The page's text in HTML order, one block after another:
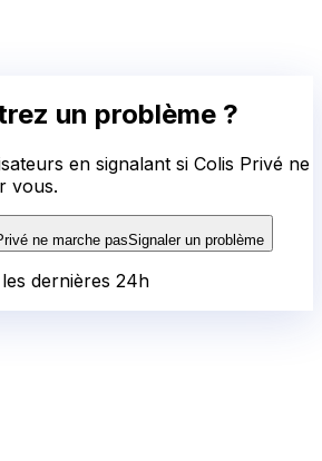
un problème ?
en signalant si Colis Privé ne
vous.
ne marche pasSignaler un problème
dernières 24h